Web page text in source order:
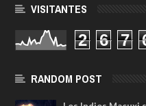
VISITANTES
2 6 7
RANDOM POST